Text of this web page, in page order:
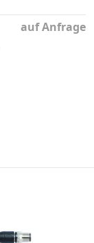
auf Anfrage